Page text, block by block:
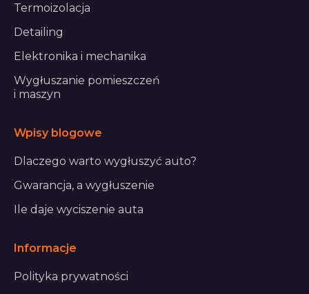
Termoizolacja
Detailing
Elektronika i mechanika
Wygłuszanie pomieszczeń
i maszyn
Wpisy blogowe
Dlaczego warto wygłuszyć auto?
Gwarancja, a wygłuszenie
Ile daje wyciszenie auta
Informacje
Polityka prywatności